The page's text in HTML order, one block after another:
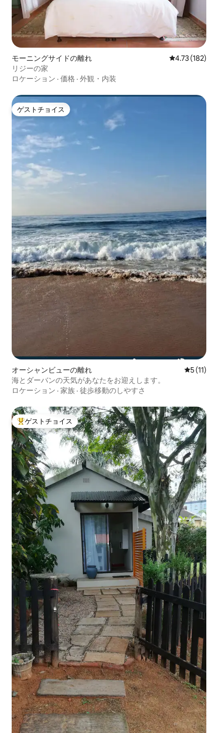
モーニングサイドの離れ レビュー182
4.73 (182)
リジーの家
ロケーション · 価格 · 外観・内装
ゲストチョイス
ゲストチョイス
オーシャンビューの離れ レビュー
5 (11)
海とダーバンの天気があなたをお迎えします。
ロケーション · 家族 · 徒歩移動のしやすさ
大好評のゲストチョイスです。
ゲストチョイス